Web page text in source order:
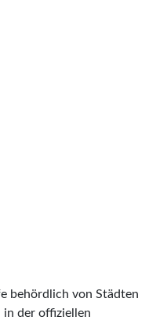
behördlich von Städten
in der offiziellen